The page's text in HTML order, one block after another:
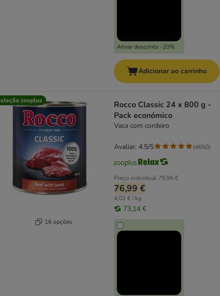
Ativar desconto -20%
Adicionar ao carrinho
zooplus
16 opções
Rocco Classic 24 x 800 g -
Pack económico
Vaca com cordeiro
Preço individual 79,96 €
76,99 €
4,01 € / kg
73,14 €
Avaliar: 4.5/5 (4650)